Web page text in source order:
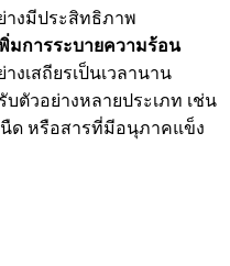
างมีประสิทธิภาพ
มการระบายความร้อน
งเสถียรเป็นเวลานาน
ตัวอย่างหลายประเภท เช่น
นืด หรือสารที่มีอนุภาคแข็ง